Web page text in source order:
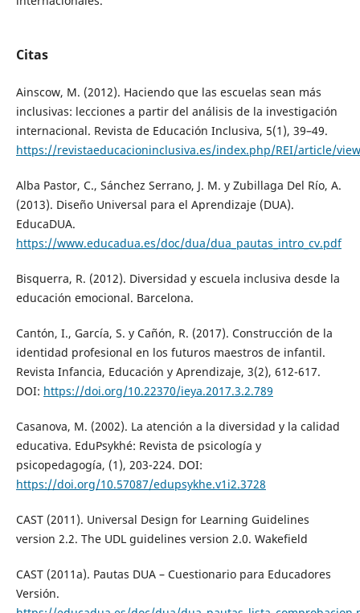
Citas
Ainscow, M. (2012). Haciendo que las escuelas sean más
inclusivas: lecciones a partir del análisis de la investigación
internacional. Revista de Educación Inclusiva, 5(1), 39–49.
https://revistaeducacioninclusiva.es/index.php/REI/article/
Alba Pastor, C., Sánchez Serrano, J. M. y Zubillaga Del Río, A.
(2013). Diseño Universal para el Aprendizaje (DUA).
EducaDUA.
https://www.educadua.es/doc/dua/dua_pautas_intro_cv.pdf
Bisquerra, R. (2012). Diversidad y escuela inclusiva desde la
educación emocional. Barcelona.
Cantón, I., García, S. y Cañón, R. (2017). Construcción de la
identidad profesional en los futuros maestros de infantil.
Revista Infancia, Educación y Aprendizaje, 3(2), 612-617.
DOI: https://doi.org/10.22370/ieya.2017.3.2.789
Casanova, M. (2002). La atención a la diversidad y la calidad
educativa. EduPsykhé: Revista de psicología y
psicopedagogía, (1), 203-224. DOI:
https://doi.org/10.57087/edupsykhe.v1i2.3728
CAST (2011). Universal Design for Learning Guidelines
version 2.2. The UDL guidelines version 2.0. Wakefield
CAST (2011a). Pautas DUA – Cuestionario para Educadores
Versión.